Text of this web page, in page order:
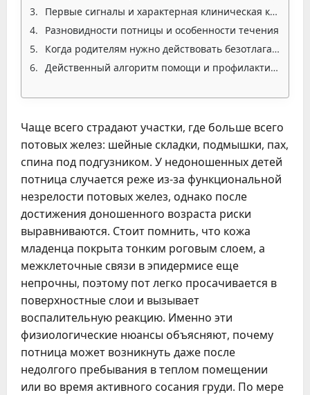
Первые сигналы и характерная клиническая картина
Разновидности потницы и особенности течения
Когда родителям нужно действовать безотлагательно
Действенный алгоритм помощи и профилактические меры
Чаще всего страдают участки, где больше всего
потовых желез: шейные складки, подмышки, пах,
спина под подгузником. У недоношенных детей
потница случается реже из-за функциональной
незрелости потовых желез, однако после
достижения доношенного возраста риски
выравниваются. Стоит помнить, что кожа
младенца покрыта тонким роговым слоем, а
межклеточные связи в эпидермисе еще
непрочны, поэтому пот легко просачивается в
поверхностные слои и вызывает
воспалительную реакцию. Именно эти
физиологические нюансы объясняют, почему
потница может возникнуть даже после
недолгого пребывания в теплом помещении
или во время активного сосания груди. По мере